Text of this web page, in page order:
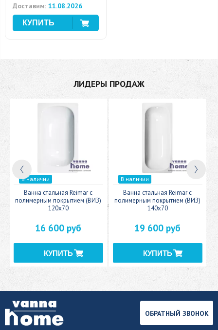
Доставим: 11.08.2026
ЛИДЕРЫ ПРОДАЖ
В наличии
Ванна стальная Reimar с
полимерным покрытием (ВИЗ)
120x70
16 600 руб
В наличии
Ванна стальная Reimar с
полимерным покрытием (ВИЗ)
140x70
19 600 руб
ОБРАТНЫЙ ЗВОНОК